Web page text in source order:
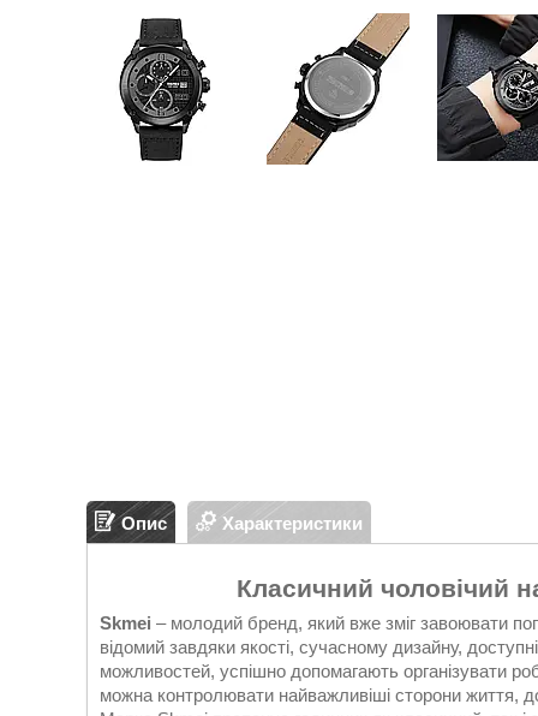
Опис Характеристики
Класичний чоловічий
Skmei – молодий бренд, який вже зміг завоювати
відомий завдяки якості, сучасному дизайну,
можливостей, успішно допомагають організувати
можна контролювати найважливіші сторони життя,